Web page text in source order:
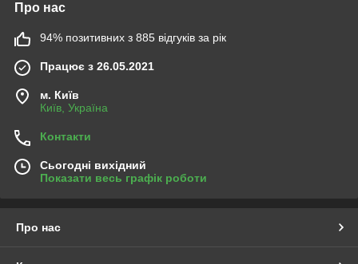
Про нас
94% позитивних з 885 відгуків за рік
Працює з 26.05.2021
м. Київ
Київ, Україна
Контакти
Сьогодні вихідний
Показати весь графік роботи
Про нас